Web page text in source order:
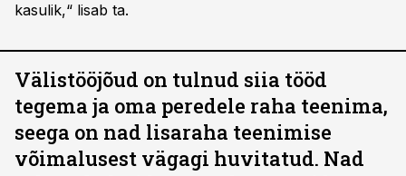
kasulik,“ lisab ta.
Välistööjõud on tulnud siia tööd
tegema ja oma peredele raha teenima,
seega on nad lisaraha teenimise
võimalusest vägagi huvitatud. Nad